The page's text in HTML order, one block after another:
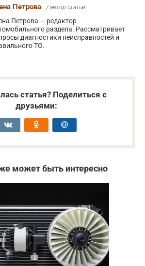
Петрова / автор статьи
Петрова — редактор
раздела. Рассматривает
диагностики неисправностей и
ТО.
статья? Поделиться с
друзьями:
может быть интересно